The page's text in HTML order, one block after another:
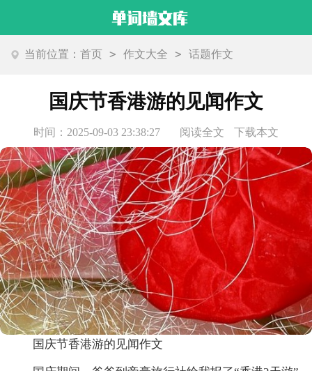
当前位置：首页 > 作文大全 > 话题作文
国庆节香港游的见闻作文
时间：2025-09-03 23:38:27 阅读全文 下载本文
国庆节香港游的见闻作文